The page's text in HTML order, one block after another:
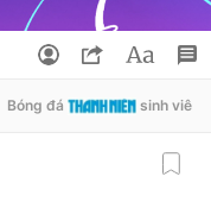
Bóng đá sinh viên